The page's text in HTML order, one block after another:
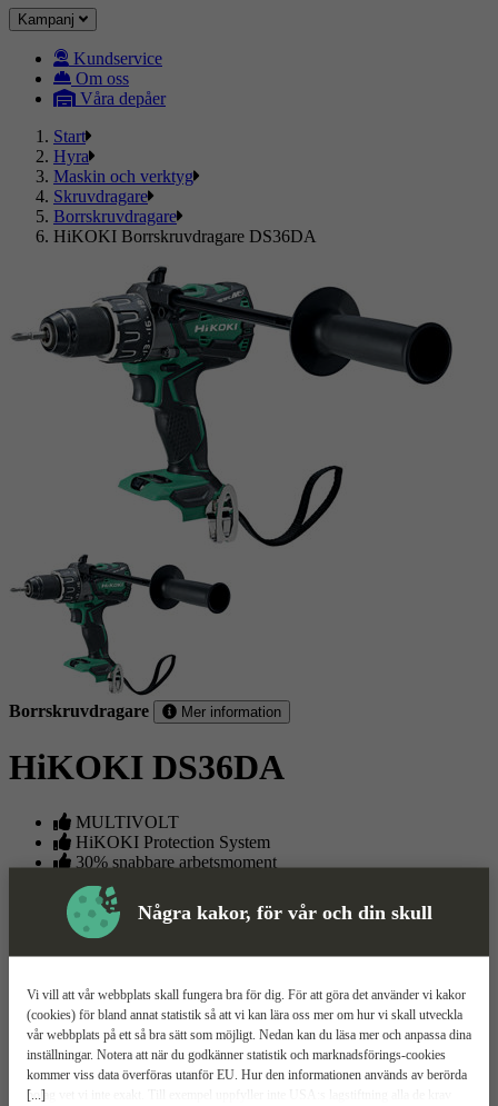
Några kakor, för vår och din skull
[...]
Vi vill att vår webbplats skall fungera bra för dig. För att göra det använder vi kakor
(cookies) för bland annat statistik så att vi kan lära oss mer om hur vi skall utveckla
vår webbplats på ett så bra sätt som möjligt. Nedan kan du läsa mer och anpassa dina
inställningar. Notera att när du godkänner statistik och marknadsförings-cookies
kommer viss data överföras utanför EU. Hur den informationen används av berörda
bolag vet vi inte exakt. Till exempel uppfyller inte USA:s lagstiftning alla de krav
Kampanj
Kundservice
Om oss
Våra depåer
Start
Hyra
Maskin och verktyg
Skruvdragare
Borrskruvdragare
HiKOKI Borrskruvdragare DS36DA
Borrskruvdragare Mer information
HiKOKI DS36DA
MULTIVOLT
HiKOKI Protection System
30% snabbare arbetsmoment
Relaterade
Produkter
Mer information
Manualer & dokument
Borrskruvdragare på 36V från HiKOKI som passar batterier
med MULTIVOLTteknologi. Dragkraft på 138 Nm, hög- och
lågväxel samt överbelastningsskydd.
Borrskruvdragaren DS36DA från HiKOKI är en pålitlig och